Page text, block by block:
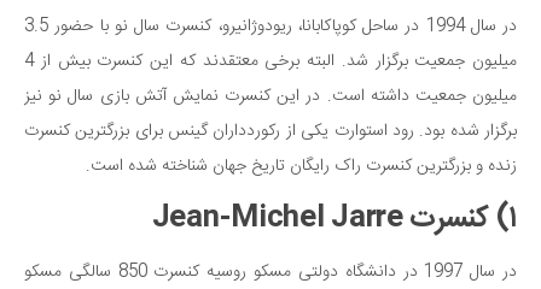
در سال 1994 در ساحل کوپاکابانا، ریودوژانیرو، کنسرت سال نو با حضور 3.5
میلیون جمعیت برگزار شد. البته برخی معتقدند که این کنسرت بیش از 4
میلیون جمعیت داشته است. در این کنسرت نمایش آتش بازی سال نو نیز
برگزار شده بود. رود استوارت یکی از رکوردداران گینس برای بزرگترین کنسرت
زنده و بزرگترین کنسرت راک رایگان تاریخ جهان شناخته شده است.
۱) کنسرت Jean-Michel Jarre
در سال 1997 در دانشگاه دولتی مسکو روسیه کنسرت 850 سالگی مسکو